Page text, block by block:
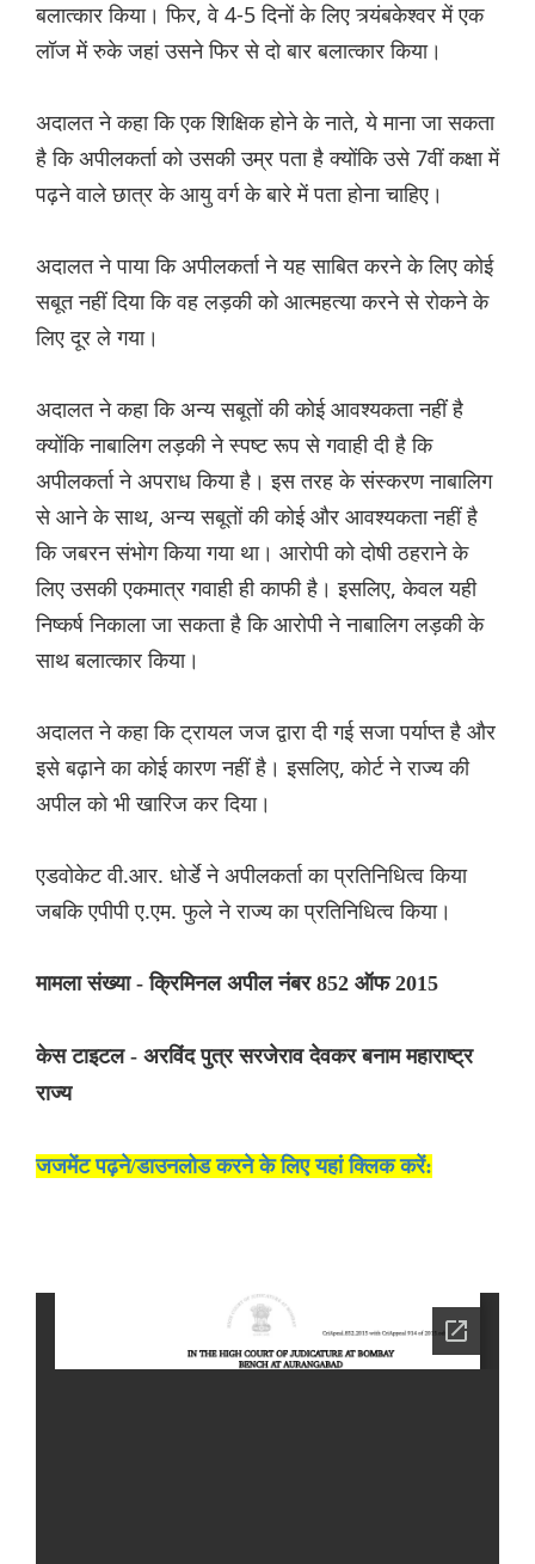
बलात्कार किया। फिर, वे 4-5 दिनों के लिए त्र्यंबकेश्वर में एक
लॉज में रुके जहां उसने फिर से दो बार बलात्कार किया।
अदालत ने कहा कि एक शिक्षिक होने के नाते, ये माना जा सकता
है कि अपीलकर्ता को उसकी उम्र पता है क्योंकि उसे 7वीं कक्षा में
पढ़ने वाले छात्र के आयु वर्ग के बारे में पता होना चाहिए।
अदालत ने पाया कि अपीलकर्ता ने यह साबित करने के लिए कोई
सबूत नहीं दिया कि वह लड़की को आत्महत्या करने से रोकने के
लिए दूर ले गया।
अदालत ने कहा कि अन्य सबूतों की कोई आवश्यकता नहीं है
क्योंकि नाबालिग लड़की ने स्पष्ट रूप से गवाही दी है कि
अपीलकर्ता ने अपराध किया है। इस तरह के संस्करण नाबालिग
से आने के साथ, अन्य सबूतों की कोई और आवश्यकता नहीं है
कि जबरन संभोग किया गया था। आरोपी को दोषी ठहराने के
लिए उसकी एकमात्र गवाही ही काफी है। इसलिए, केवल यही
निष्कर्ष निकाला जा सकता है कि आरोपी ने नाबालिग लड़की के
साथ बलात्कार किया।
अदालत ने कहा कि ट्रायल जज द्वारा दी गई सजा पर्याप्त है और
इसे बढ़ाने का कोई कारण नहीं है। इसलिए, कोर्ट ने राज्य की
अपील को भी खारिज कर दिया।
एडवोकेट वी.आर. धोर्डे ने अपीलकर्ता का प्रतिनिधित्व किया
जबकि एपीपी ए.एम. फुले ने राज्य का प्रतिनिधित्व किया।
मामला संख्या - क्रिमिनल अपील नंबर 852 ऑफ 2015
केस टाइटल - अरविंद पुत्र सरजेराव देवकर बनाम महाराष्ट्र
राज्य
जजमेंट पढ़ने/डाउनलोड करने के लिए यहां क्लिक करें: